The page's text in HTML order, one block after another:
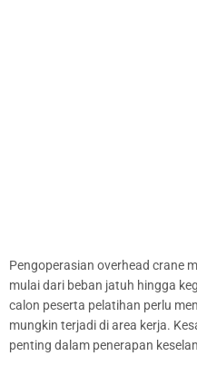
Pengoperasian overhead crane
mulai dari beban jatuh hingga
calon peserta pelatihan perlu
mungkin terjadi di area kerja.
penting dalam penerapan